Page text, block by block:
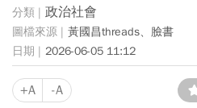
政治社會
黃國昌threads、臉書
2026-06-05 11:12
+A -A